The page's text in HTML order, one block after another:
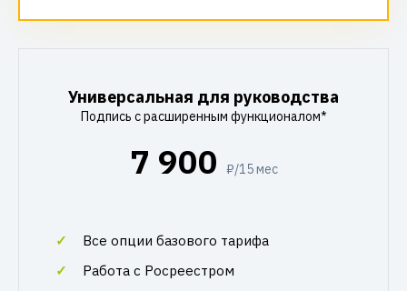
Универсальная для руководства
Подпись с расширенным функционалом*
7 900 ₽/15 мес
Все опции базового тарифа
Работа с Росреестром